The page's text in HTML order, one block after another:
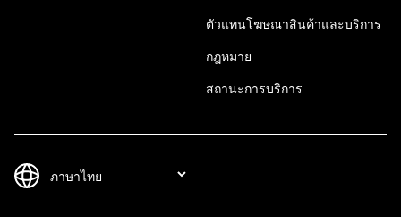
ตัวแทนโฆษณาสินค้าและบริการ
กฎหมาย
สถานะการบริการ